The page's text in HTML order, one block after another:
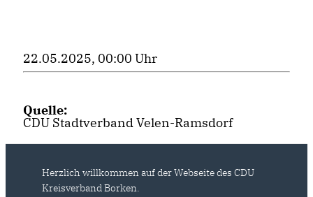
22.05.2025, 00:00 Uhr
Quelle:
CDU Stadtverband Velen-Ramsdorf
Herzlich willkommen auf der Webseite des CDU
Kreisverband Borken.